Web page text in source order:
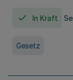
In Kraft
Gesetz